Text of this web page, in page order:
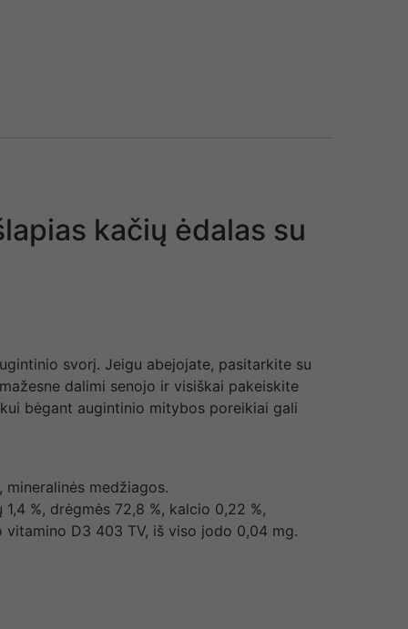
kačių ėdalas su
svorį. Jeigu abejojate, pasitarkite su
dalimi senojo ir visiškai pakeiskite
bėgant augintinio mitybos poreikiai gali
medžiagos.
%, drėgmės 72,8 %, kalcio 0,22 %,
vitamino D3 403 TV, iš viso jodo 0,04 mg.